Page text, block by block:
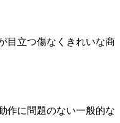
目立つ傷なくきれいな商
作に問題のない一般的な